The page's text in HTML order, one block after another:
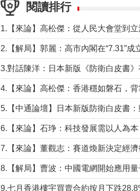
閱讀排行
7.【來論】董觀志：賽道煥新決定經
9.七月香港樓宇買賣合約按月下跌